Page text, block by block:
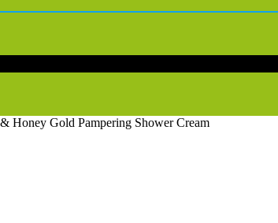
Honey Gold Pampering Shower Cream